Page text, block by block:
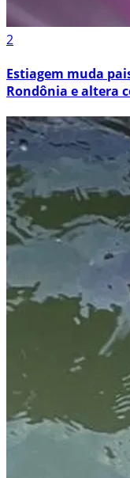
2
Estiagem muda
Rondônia e altera